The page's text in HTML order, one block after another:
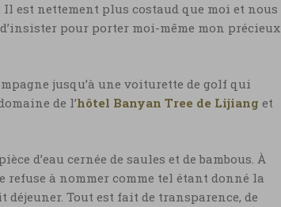
Il est nettement plus costaud que moi et nous
pour porter moi-même mon précieux
jusqu’à une voiturette de golf qui
de l’hôtel Banyan Tree de Lijiang et
d’eau cernée de saules et de bambous. À
refuse à nommer comme tel étant donné la
Tout est fait de transparence, de